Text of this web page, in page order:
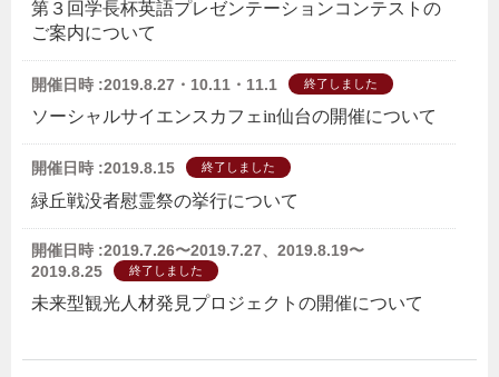
第３回学長杯英語プレゼンテーションコンテストの
ご案内について
開催日時 :2019.8.27・10.11・11.1 終了しました
ソーシャルサイエンスカフェin仙台の開催について
開催日時 :2019.8.15 終了しました
緑丘戦没者慰霊祭の挙行について
開催日時 :2019.7.26〜2019.7.27、2019.8.19〜
2019.8.25
終了しました
未来型観光人材発見プロジェクトの開催について